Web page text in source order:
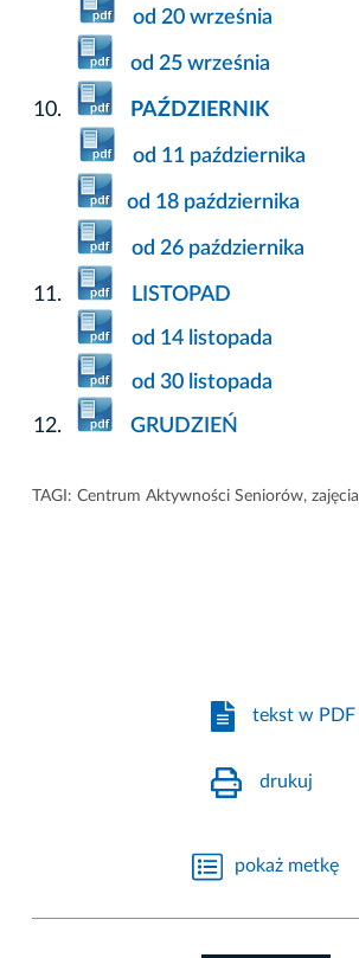
od 20 września
od 25 września
PAŹDZIERNIK
od 11 października
od 18 października
od 26 października
LISTOPAD
od 14 listopada
od 30 listopada
GRUDZIEŃ
TAGI: Centrum Aktywności Seniorów, zajęcia
tekst w PDF
drukuj
pokaż metkę